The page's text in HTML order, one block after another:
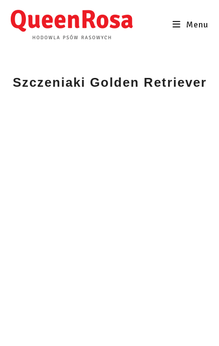
content
Menu
Szczeniaki Golden Retriever